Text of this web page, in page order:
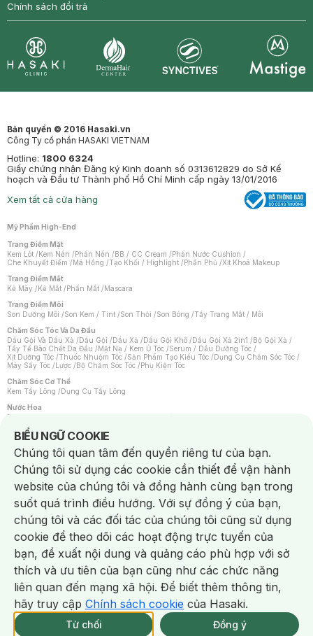
Chính sách đổi trả
Bản quyền © 2016 Hasaki.vn
Công Ty cổ phần HASAKI VIETNAM
Hotline: 1800 6324
Giấy chứng nhận Đăng ký Kinh doanh số 0313612829 do Sở Kế
hoạch và Đầu tư Thành phố Hồ Chí Minh cấp ngày 13/01/2016
Xem tất cả cửa hàng
Mỹ Phẩm High-End
Trang Điểm Mặt
Kem Lót /Kem Nền /Phấn Nền /BB / CC Cream /Phấn Nước Cushion /
Che Khuyết Điểm /Má Hồng /Tạo Khối / Highlight /Phấn Phủ /Xịt Khoá Makeup
Trang Điểm Mắt
Kẻ Mày /Kẻ Mắt /Phấn Mắt /Mascara
Trang Điểm Môi
Son Dưỡng Môi /Son Kem / Tint /Son Thỏi /Son Bóng /Tẩy Trang Mắt / Môi
Chăm Sóc Tóc Và Da Đầu
Dầu Gội Và Dầu Xả /Dầu Gội /Dầu Xả /Dầu Gội Khô /Dầu Gội Xả 2in1 /Bộ Gội Xả /
Tẩy Tế Bào Chết Da Đầu /Mặt Nạ / Kem Ủ Tóc /Serum / Dầu Dưỡng Tóc /
Xịt Dưỡng Tóc /Thuốc Nhuộm Tóc /Sản Phẩm Tạo Kiểu Tóc /Dụng Cụ Chăm Sóc Tóc /
Máy Sấy Tóc /Lược /Bộ Chăm Sóc Tóc /Phụ Kiện Tóc
Chăm Sóc Cơ Thể
Kem Tẩy Lông /Dụng Cụ Tẩy Lông
Nước Hoa
Nước Hoa Nữ
Chăm Sóc Cá Nhân
Chống Muỗi /Khẩu Trang /Máy Massage/Mặt Nạ Xông Hơi /Nước Rửa Tay/
Sản Phẩm Chăm Sóc Khác /Bàn Chải Đánh Răng /Bàn Chải Điện/
Hỗ Trợ Trắng Răng/Kem Đánh Răng /Máy Tăm Nước/ Nước Súc Miệng/
Tăm / Chỉ Nha Khoa/ Xịt Thơm Miệng / Dung Dịch Vệ Sinh/Dưỡng Vùng Kín/
Khăn Ướt Vệ Sinh Vùng Kín/Băng Vệ Sinh/Tampon/Bọt Cạo Râu /Dao Cạo Râu/
Máy Cạo Râu
Vấn Đề Về Da
Da Dầu / Lỗ Chân Lông To/ Da Khô / Mất Nước/ Da Lão Hóa/ Da Mụn/
Da Nhạy Cảm / Kích Ứng
Da Xỉn Màu Thâm / Nám / Tàn Nhang
Quầng Thâm & Bọng Mắt /Sẹo /Viêm Da Cơ Địa
Dụng Cụ / Phụ Kiện Chăm Sóc Da
Bông Tẩy Trang
Khăn Lau Mặt Khô Dụng Cụ / Máy Rửa Mặt Máy Chăm Sóc Da
Dụng Cụ Chăm Sóc Khác
BIỂU NGỮ COOKIE
Notice about cookies usage
Chúng tôi quan tâm đến quyền riêng tư của bạn.
Chúng tôi sử dụng các cookie cần thiết để vận hành
website của chúng tôi và đồng hành cùng bạn trong
suốt quá trình điều hướng. Với sự đồng ý của bạn,
chúng tôi và các đối tác của chúng tôi cũng sử dụng
cookie để theo dõi các hoạt động trực tuyến của
bạn, đề xuất nội dung và quảng cáo phù hợp với sở
thích và ưu tiên của bạn cũng như các chức năng
liên quan đến mạng xã hội. Để biết thêm thông tin,
hãy truy cập Chính sách cookie của Hasaki.
Từ chối Đồng ý